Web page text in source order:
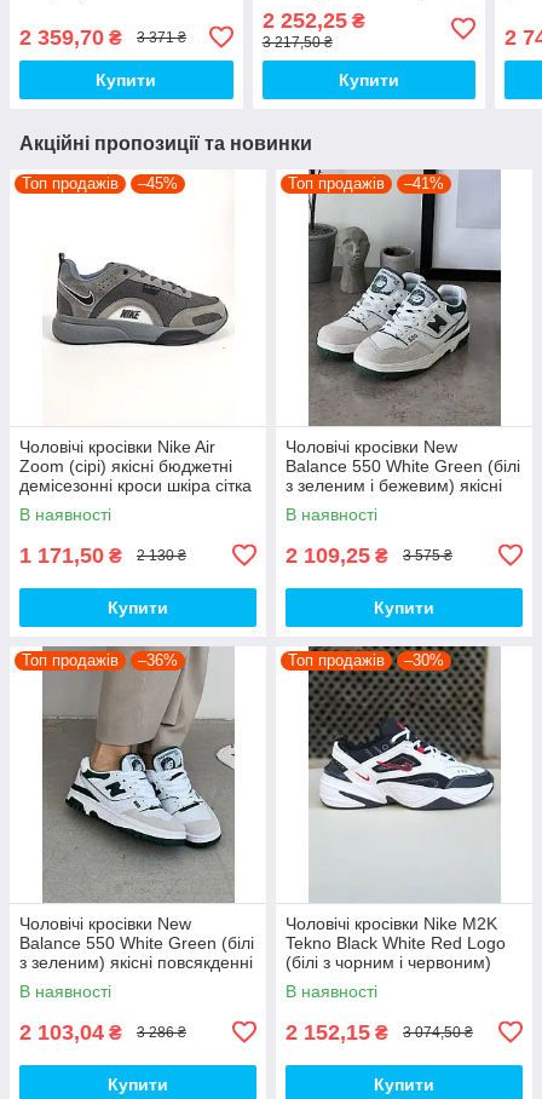
2 359,70 ₴ 3 371 ₴
Купити
2 252,25₴
3 217,50 ₴
Купити
top
2
Акційні пропозиції та новинки
Топ продажів –45%
Чоловічі кросівки Nike Air
Zoom (сірі) якісні бюджетні
демісезонні кроси шкіра сітка
D426 топ
В наявності
1 171,50 ₴ 2 130 ₴
Купити
Топ продажів –41%
Чоловічі кросівки New
Balance 550 White Green (білі
з зеленим і бежевим) якісні
модні кроси NB020 топ
В наявності
2 109,25 ₴ 3 575 ₴
Купити
Топ продажів –36%
Чоловічі кросівки New
Balance 550 White Green (білі
з зеленим) якісні повсякденні
кроси NB020 top
В наявності
2 103,04 ₴ 3 286 ₴
Купити
Топ продажів –30%
Чоловічі кросівки Nike M2K
Tekno Black White Red Logo
(білі з чорним і червоним)
спортивні демі кроси PD7430
топ
В наявності
2 152,15 ₴ 3 074,50 ₴
Купити